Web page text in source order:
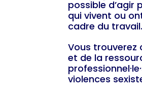
possible d’agir
qui vivent ou
cadre du travail.
Vous
et de la
violences